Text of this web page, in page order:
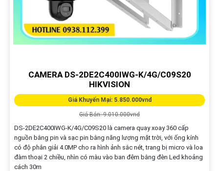
CAMERA DS-2DE2C400IWG-K/4G/C09S20
HIKVISION
Giá Khuyến Mại: 5.850.000vnd
Giá Bán: 9.010.000vnd
DS-2DE2C400IWG-K/4G/C09S20 là camera quay xoay 360 cấp
nguồn bằng pin và sạc pin bằng năng lượng mặt trời, với ống kính
có độ phân giải 4.0MP cho ra hình ảnh sắc nét, trang bị micro và loa
đàm thoại 2 chiều, nhìn có màu vào ban đêm bằng đèn Led khoảng
cách 30m